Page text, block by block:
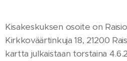
Kisakeskuksen osoite on
Kirkkoväärtinkuja 18, 21200
kartta julkaistaan torstaina